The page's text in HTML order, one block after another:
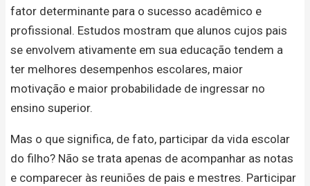
fator determinante para o sucesso acadêmico e
profissional. Estudos mostram que alunos cujos pais
se envolvem ativamente em sua educação tendem a
ter melhores desempenhos escolares, maior
motivação e maior probabilidade de ingressar no
ensino superior.
Mas o que significa, de fato, participar da vida escolar
do filho? Não se trata apenas de acompanhar as notas
e comparecer às reuniões de pais e mestres. Participar